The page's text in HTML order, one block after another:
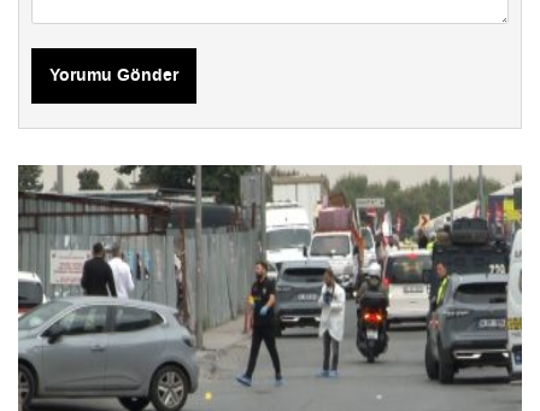
Yorumu Gönder